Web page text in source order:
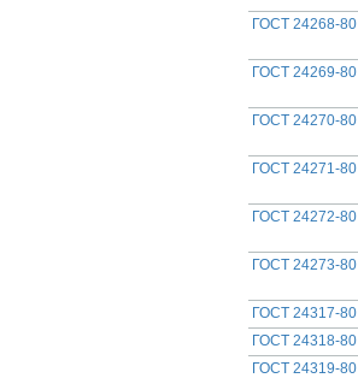
ГОСТ 24268-80
ГОСТ 24269-80
ГОСТ 24270-80
ГОСТ 24271-80
ГОСТ 24272-80
ГОСТ 24273-80
ГОСТ 24317-80
ГОСТ 24318-80
ГОСТ 24319-80